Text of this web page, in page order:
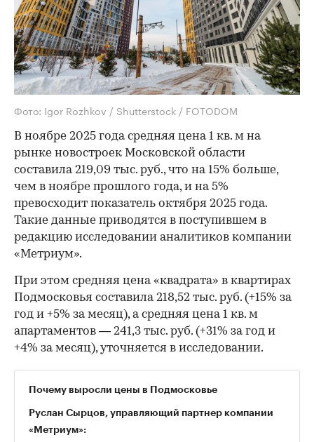
Фото: Igor Rozhkov / Shutterstock / FOTODOM
В ноябре 2025 года средняя цена 1 кв. м на
рынке новостроек Московской области
составила 219,09 тыс. руб., что на 15% больше,
чем в ноябре прошлого года, и на 5%
превосходит показатель октября 2025 года.
Такие данные приводятся в поступившем в
редакцию исследовании аналитиков компании
«Метриум».
При этом средняя цена «квадрата» в квартирах
Подмосковья составила 218,52 тыс. руб. (+15% за
год и +5% за месяц), а средняя цена 1 кв. м
апартаментов — 241,3 тыс. руб. (+31% за год и
+4% за месяц), уточняется в исследовании.
Почему выросли цены в Подмосковье
Руслан Сырцов, управляющий партнер компании
«Метриум»: